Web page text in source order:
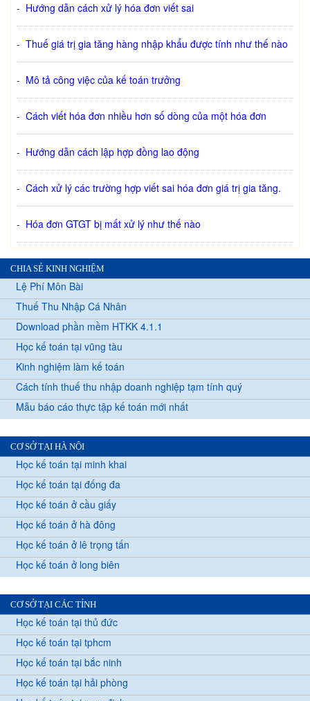
- Hướng dẫn cách xử lý hóa đơn viết sai
- Thuế giá trị gia tăng hàng nhập khẩu được tính như thế nào
- Mô tả công việc của kế toán trưởng
- Cách viết hóa đơn nhiều hơn số dòng của một hóa đơn
- Hướng dẫn cách lập hợp đồng lao động
- Cách xử lý các trường hợp viết sai hóa đơn giá trị gia tăng.
- Hóa đơn GTGT bị mất xử lý như thế nào
CHIA SẺ KINH NGHIỆM
Lệ Phí Môn Bài
Thuế Thu Nhập Cá Nhân
Download phần mềm HTKK 4.1.1
Học kế toán tại vũng tàu
Kinh nghiệm làm kế toán
Cách tính thuế thu nhập doanh nghiệp tạm tính quý
Mẫu báo cáo thực tập kế toán mới nhất
CƠ SỞ TẠI HÀ NỘI
Học kế toán tại minh khai
Học kế toán tại đống đa
Học kế toán ở cầu giấy
Học kế toán ở hà đông
Học kế toán ở lê trọng tấn
Học kế toán ở long biên
CƠ SỞ TẠI CÁC TỈNH
Học kế toán tại thủ đức
Học kế toán tại tphcm
Học kế toán tại bắc ninh
Học kế toán tại hải phòng